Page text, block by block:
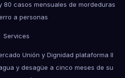
80 casos mensuales de mordeduras
a personas
Services
Unión y Dignidad plataforma II
y desagüe a cinco meses de su